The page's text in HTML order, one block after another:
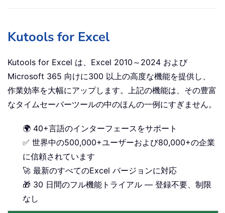
Kutools for Excel
Kutools for Excel は、Excel 2010～2024 および
Microsoft 365 向けに300 以上の高度な機能を提供し、
作業効率を大幅にアップします。上記の機能は、その豊富
なタイムセーバーツールの中のほんの一例にすぎません。
🌍 40+言語のインターフェースをサポート
✅ 世界中の500,000+ユーザーおよび80,000+の企業
に信頼されています
🚀 最新のすべてのExcel バージョンに対応
🎁 30 日間のフル機能トライアル — 登録不要、制限
なし